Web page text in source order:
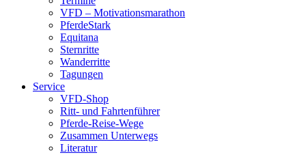
VFD – Motivationsmarathon
PferdeStark
Equitana
Sternritte
Wanderritte
Tagungen
Service
VFD-Shop
Ritt- und Fahrtenführer
Pferde-Reise-Wege
Zusammen Unterwegs
Literatur